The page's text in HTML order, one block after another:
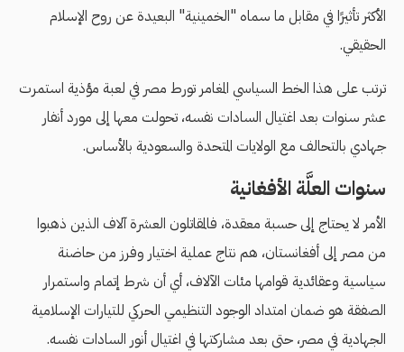
الأكثر تأثيرًا في مقابل ما سماه "الخمينية" البعيدة عن روح الإسلام
الحقيقي.
ترتب على هذا الخط السياسي المغامر تورط مصر في لعبة مؤذية استمرت
عشر سنوات بعد اغتيال السادات نفسه، تحولت معها إلى مورد أنفار
جهادي بالتحالف مع الولايات المتحدة والسعودية بالأساس.
سنوات العلَّة الأفغانية
الأمر لا يحتاج إلى حسبة معقدة، فالمقاتلون العشرة آلاف الذين ذهبوا
من مصر إلى أفغانستان، هم نتاج عملية اختيار وفرز من حاضنة
سياسية وعقائدية قوامها مئات الآلاف، أي أن شرط إتمام واستمرار
الصفقة هو ضمان امتداد الوجود التنظيمي الحركي للتيارات الإسلامية
الجهادية في مصر، حتى بعد مشاركتها في اغتيال أنور السادات نفسه.